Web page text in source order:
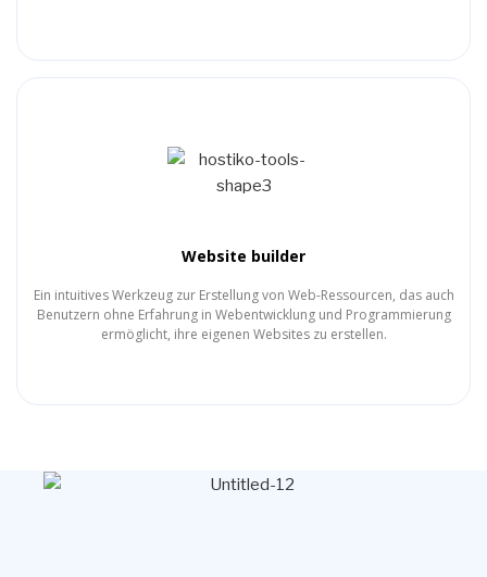
Website builder
Ein intuitives Werkzeug zur Erstellung von Web-Ressourcen, das auch
Benutzern ohne Erfahrung in Webentwicklung und Programmierung
ermöglicht, ihre eigenen Websites zu erstellen.